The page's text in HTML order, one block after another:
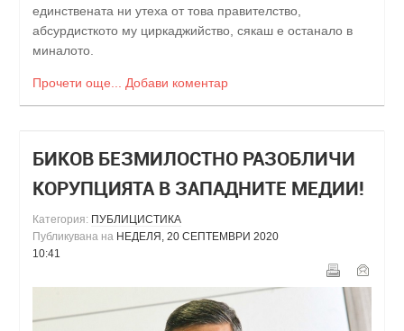
единствената ни утеха от това правителство,
абсурдисткото му циркаджийство, сякаш е останало в
миналото.
Прочети още... Добави коментар
БИКОВ БЕЗМИЛОСТНО РАЗОБЛИЧИ
КОРУПЦИЯТА В ЗАПАДНИТЕ МЕДИИ!
Категория: ПУБЛИЦИСТИКА
Публикувана на НЕДЕЛЯ, 20 СЕПТЕМВРИ 2020
10:41